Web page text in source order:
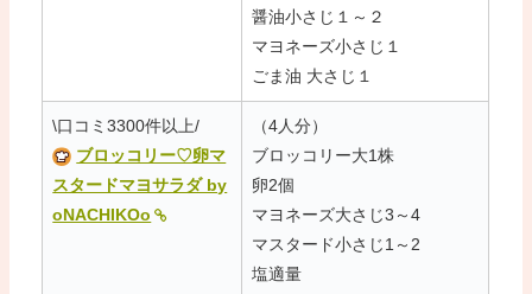
醤油小さじ１～２
マヨネーズ小さじ１
ごま油 大さじ１
\口コミ3300件以上/
ブロッコリー♡卵マ
スタードマヨサラダ by
oNACHIKOo
（4人分）
ブロッコリー大1株
卵2個
マヨネーズ大さじ3～4
マスタード小さじ1～2
塩適量